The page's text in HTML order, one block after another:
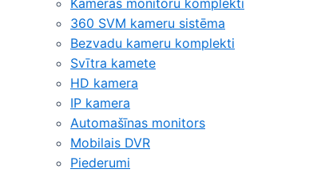
Kameras monitoru komplekti
360 SVM kameru sistēma
Bezvadu kameru komplekti
Svītra kamete
HD kamera
IP kamera
Automašīnas monitors
Mobilais DVR
Piederumi